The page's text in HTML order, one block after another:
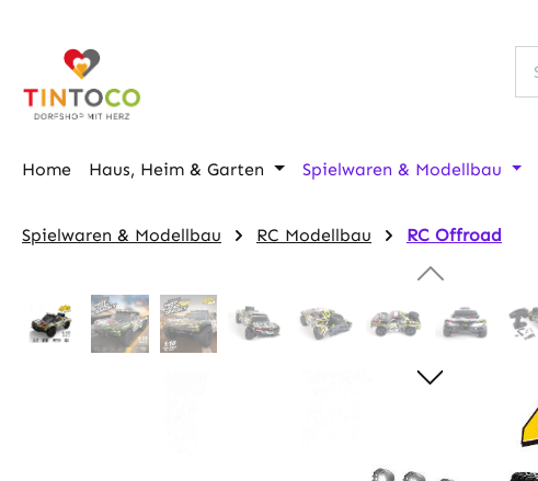
Home Haus, Heim & Garten Spielwaren & Modellbau
Spielwaren & Modellbau RC Modellbau RC Offroad